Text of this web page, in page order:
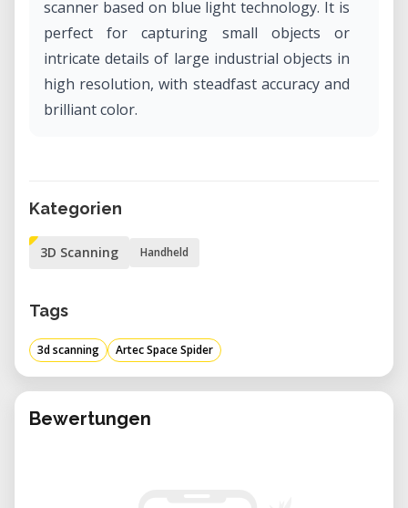
scanner based on blue light technology. It is
perfect for capturing small objects or
intricate details of large industrial objects in
high resolution, with steadfast accuracy and
brilliant color.
Kategorien
3D Scanning Handheld
Tags
3d scanning Artec Space Spider
Bewertungen